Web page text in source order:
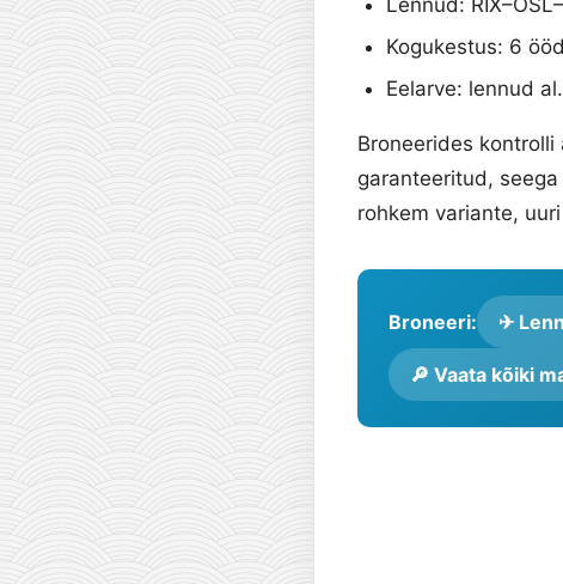
Kogukestus: 6
Eelarve: lennud
Broneerides
garanteeritud,
rohkem variante,
Broneeri: ✈
🔎 Vaata kõiki